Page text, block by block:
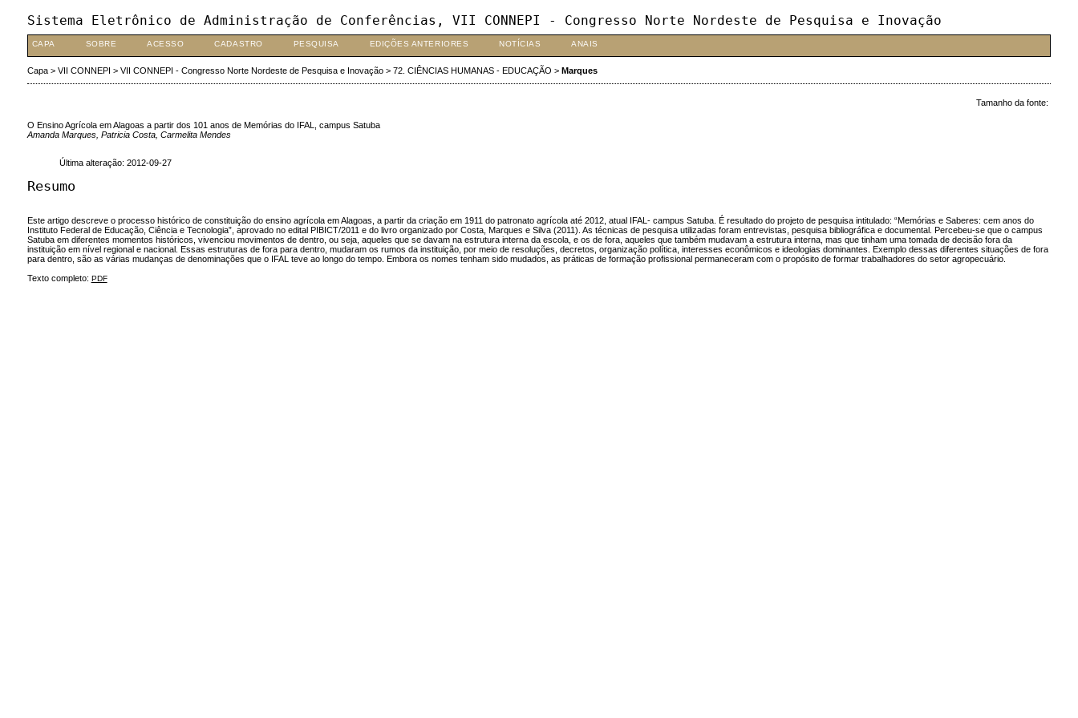
Sistema Eletrônico de Administração de Conferências, VII CONNEPI - Congresso Norte Nordeste de Pesquisa e Inovação
CAPA SOBRE ACESSO CADASTRO PESQUISA EDIÇÕES ANTERIORES NOTÍCIAS ANAIS
Capa> VII CONNEPI > VII CONNEPI - Congresso Norte Nordeste de Pesquisa e Inovação> 72. CIÊNCIAS HUMANAS - EDUCAÇÃO > Marques
Tamanho da fonte:
O Ensino Agrícola em Alagoas a partir dos 101 anos de Memórias do IFAL, campus Satuba
Amanda Marques, Patricia Costa, Carmelita Mendes
Última alteração: 2012-09-27
Resumo
Este artigo descreve o processo histórico de constituição do ensino agrícola em Alagoas, a partir da criação em 1911 do patronato agrícola até 2012, atual IFAL- campus Satuba. É resultado do projeto de pesquisa intitulado: “Memórias e Saberes: cem anos do
Instituto Federal de Educação, Ciência e Tecnologia”, aprovado no edital PIBICT/2011 e do livro organizado por Costa, Marques e Silva (2011). As técnicas de pesquisa utilizadas foram entrevistas, pesquisa bibliográfica e documental. Percebeu-se que o campus
Satuba em diferentes momentos históricos, vivenciou movimentos de dentro, ou seja, aqueles que se davam na estrutura interna da escola, e os de fora, aqueles que também mudavam a estrutura interna, mas que tinham uma tomada de decisão fora da
instituição em nível regional e nacional. Essas estruturas de fora para dentro, mudaram os rumos da instituição, por meio de resoluções, decretos, organização política, interesses econômicos e ideologias dominantes. Exemplo dessas diferentes situações de fora
para dentro, são as várias mudanças de denominações que o IFAL teve ao longo do tempo. Embora os nomes tenham sido mudados, as práticas de formação profissional permaneceram com o propósito de formar trabalhadores do setor agropecuário.
Texto completo: PDF